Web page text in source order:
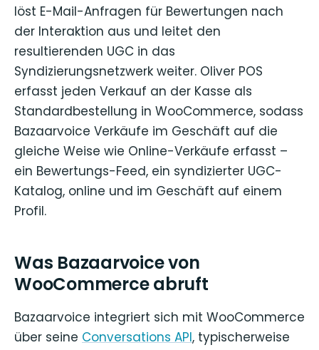
löst E-Mail-Anfragen für Bewertungen nach
der Interaktion aus und leitet den
resultierenden UGC in das
Syndizierungsnetzwerk weiter. Oliver POS
erfasst jeden Verkauf an der Kasse als
Standardbestellung in WooCommerce, sodass
Bazaarvoice Verkäufe im Geschäft auf die
gleiche Weise wie Online-Verkäufe erfasst –
ein Bewertungs-Feed, ein syndizierter UGC-
Katalog, online und im Geschäft auf einem
Profil.
Was Bazaarvoice von
WooCommerce abruft
Bazaarvoice integriert sich mit WooCommerce
über seine Conversations API, typischerweise